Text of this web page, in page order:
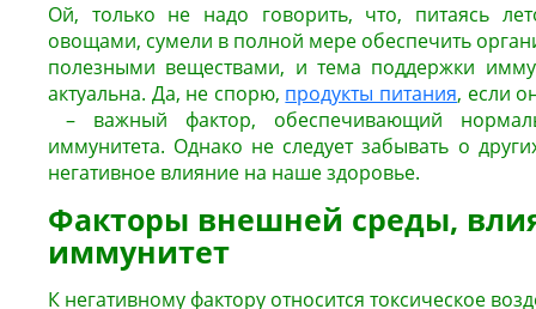
Ой, только не надо говорить, что, питаясь
овощами, сумели в полной мере обеспечить
полезными веществами, и тема поддержки
актуальна. Да, не спорю, продукты питания, если
– важный фактор, обеспечивающий
иммунитета. Однако не следует забывать о
негативное влияние на наше здоровье.
Факторы внешней среды,
иммунитет
К негативному фактору относится токсическое